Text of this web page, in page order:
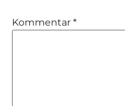
Kommentar *